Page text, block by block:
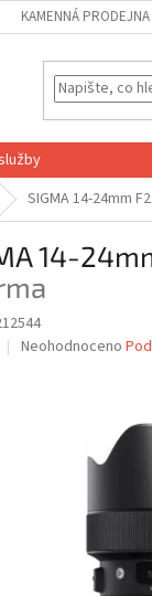
KAMENNÁ PRODEJNA
SIGMA 14-24mm
14-
Průměrné
Neohodnoceno